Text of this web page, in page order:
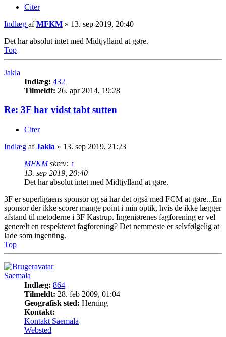
Citer
Indlæg afMFKM » 13. sep 2019, 20:40
Det har absolut intet med Midtjylland at gøre.
Top
Jakla
Indlæg: 432
Tilmeldt: 26. apr 2014, 19:28
Re: 3F har vidst tabt sutten
Citer
Indlæg afJakla » 13. sep 2019, 21:23
MFKMskrev: ↑
13. sep 2019, 20:40
Det har absolut intet med Midtjylland at gøre.
3F er superligaens sponsor og så har det også med FCM at gøre...En
sponsor der ikke scorer mange point i min optik, hvis de ikke lægger
afstand til metoderne i 3F Kastrup. Ingeniørenes fagforening er vel
generelt en respekteret fagforening? Det nemmeste er selvfølgelig at
lade som ingenting.
Top
Saemala
Indlæg: 864
Tilmeldt: 28. feb 2009, 01:04
Geografisk sted: Herning
Kontakt:
Kontakt Saemala
Websted